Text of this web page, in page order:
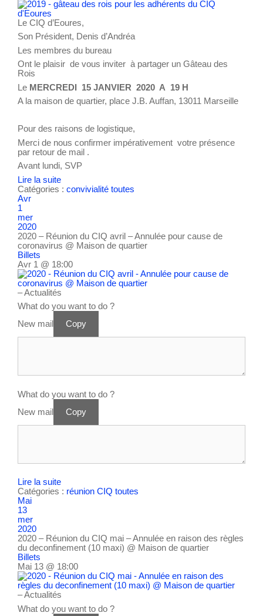
Le CIQ d’Eoures,
Son Président, Denis d’Andréa
Les membres du bureau
Ont le plaisir de vous inviter à partager un Gâteau des
Rois
Le MERCREDI 15 JANVIER 2020 A 19 H
A la maison de quartier, place J.B. Auffan, 13011 Marseille
Pour des raisons de logistique,
Merci de nous confirmer impérativement votre présence
par retour de mail .
Avant lundi, SVP
Lire la suite
Catégories : convivialité toutes
Avr
1
mer
2020
2020 – Réunion du CIQ avril – Annulée pour cause de
coronavirus @ Maison de quartier
Billets
Avr 1 @ 18:00
– Actualités
What do you want to do ?
New mail
Copy
What do you want to do ?
New mail
Copy
Lire la suite
Catégories : réunion CIQ toutes
Mai
13
mer
2020
2020 – Réunion du CIQ mai – Annulée en raison des règles
du deconfinement (10 maxi) @ Maison de quartier
Billets
Mai 13 @ 18:00
– Actualités
What do you want to do ?